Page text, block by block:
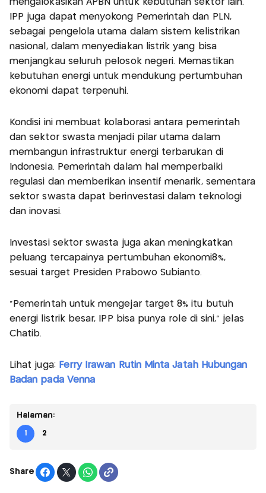
mengalokasikan APBN untuk kebutuhan sektor lain.
IPP juga dapat menyokong Pemerintah dan PLN,
sebagai pengelola utama dalam sistem kelistrikan
nasional, dalam menyediakan listrik yang bisa
menjangkau seluruh pelosok negeri. Memastikan
kebutuhan energi untuk mendukung pertumbuhan
ekonomi dapat terpenuhi.
Kondisi ini membuat kolaborasi antara pemerintah
dan sektor swasta menjadi pilar utama dalam
membangun infrastruktur energi terbarukan di
Indonesia. Pemerintah dalam hal memperbaiki
regulasi dan memberikan insentif menarik, sementara
sektor swasta dapat berinvestasi dalam teknologi
dan inovasi.
Investasi sektor swasta juga akan meningkatkan
peluang tercapainya pertumbuhan ekonomi8%,
sesuai target Presiden Prabowo Subianto.
"Pemerintah untuk mengejar target 8% itu butuh
energi listrik besar, IPP bisa punya role di sini," jelas
Chatib.
Lihat juga: Ferry Irawan Rutin Minta Jatah Hubungan
Badan pada Venna
Halaman:
1 2
Share